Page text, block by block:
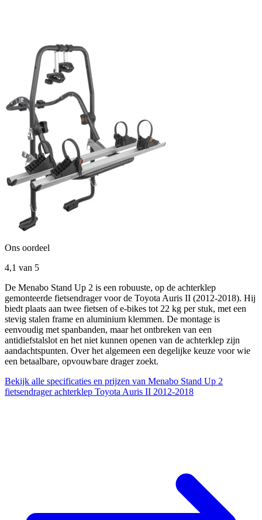
Ons oordeel
4,1 van 5
De Menabo Stand Up 2 is een robuuste, op de achterklep
gemonteerde fietsendrager voor de Toyota Auris II (2012-2018). Hij
biedt plaats aan twee fietsen of e-bikes tot 22 kg per stuk, met een
stevig stalen frame en aluminium klemmen. De montage is
eenvoudig met spanbanden, maar het ontbreken van een
antidiefstalslot en het niet kunnen openen van de achterklep zijn
aandachtspunten. Over het algemeen een degelijke keuze voor wie
een betaalbare, opvouwbare drager zoekt.
Bekijk alle specificaties en prijzen van Menabo Stand Up 2
fietsendrager achterklep Toyota Auris II 2012-2018